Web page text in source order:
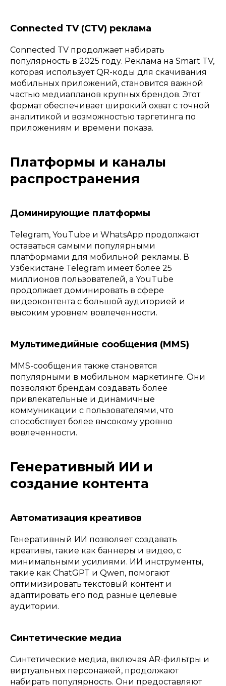
Connected TV (CTV) реклама
Connected TV продолжает набирать
популярность в 2025 году. Реклама на Smart TV,
которая использует QR-коды для скачивания
мобильных приложений, становится важной
частью медиапланов крупных брендов. Этот
формат обеспечивает широкий охват с точной
аналитикой и возможностью таргетинга по
приложениям и времени показа.
Платформы и каналы
распространения
Доминирующие платформы
Telegram, YouTube и WhatsApp продолжают
оставаться самыми популярными
платформами для мобильной рекламы. В
Узбекистане Telegram имеет более 25
миллионов пользователей, а YouTube
продолжает доминировать в сфере
видеоконтента с большой аудиторией и
высоким уровнем вовлеченности.
Мультимедийные сообщения (MMS)
MMS-сообщения также становятся
популярными в мобильном маркетинге. Они
позволяют брендам создавать более
привлекательные и динамичные
коммуникации с пользователями, что
способствует более высокому уровню
вовлеченности.
Генеративный ИИ и
создание контента
Автоматизация креативов
Генеративный ИИ позволяет создавать
креативы, такие как баннеры и видео, с
минимальными усилиями. ИИ инструменты,
такие как ChatGPT и Qwen, помогают
оптимизировать текстовый контент и
адаптировать его под разные целевые
аудитории.
Синтетические медиа
Синтетические медиа, включая AR-фильтры и
виртуальных персонажей, продолжают
набирать популярность. Они предоставляют